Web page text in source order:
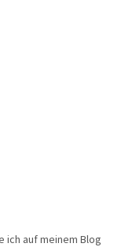
ich auf meinem Blog